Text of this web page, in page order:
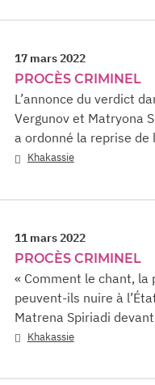
17 mars 2022
PROCÈS CRIMINEL
L’annonce du verdict
Vergunov et Matryona
a ordonné la reprise de
Khakassie
11 mars 2022
PROCÈS CRIMINEL
« Comment le chant, la
peuvent-ils nuire à
Matrena Spiriadi
Khakassie